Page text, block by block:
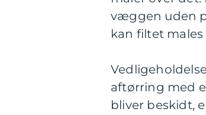
væggen uden
kan filtet
aftørring med
bliver beskidt,